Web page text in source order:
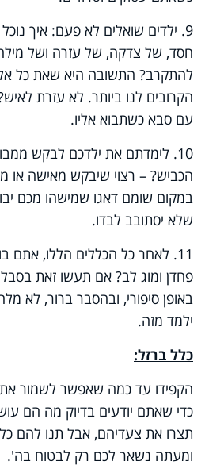
9. ילדים שואלים לא פעם: איך
חסד, של צדקה, של עזרה ושל
להתקרב? התשובה היא שאת כל
הקרובים לנו ביותר. לא עזרת
עם סבא כשתבוא אליו.
10. לימדתם את ילדכם לבקש
הכביש? – רצוי שיבקש מאישה או
במקום שומם דאגו שמישהו מכם
שלא יסתובב לבדו.
11. לאחר כל הכללים הללו, אתם
פחדן ומוג לב? אם תעשו זאת
באופן סיפורי, ובהסבר ברור, לא
ילמד מזה.
כלל ברזל:
הקפידו עד כמה שאפשר לשמור את
כדי שאתם יודעים בדיוק מה הם
תצרו את צעדיהם, אבל תנו להם
ומעתה נשאר לכם רק לבטוח בה'.